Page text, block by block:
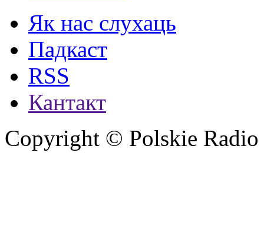
Як нас слухаць
Падкаст
RSS
Кантакт
Copyright © Polskie